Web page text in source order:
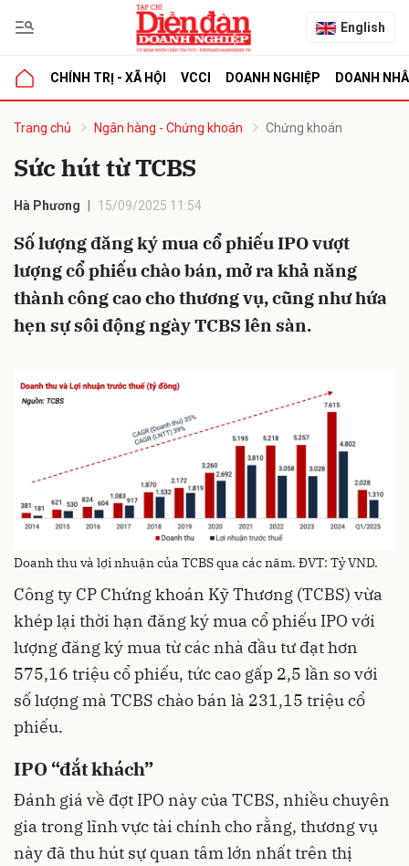
English
CHÍNH TRỊ - XÃ HỘI VCCI DOANH NGHIỆP DOANH
Trang chủ Ngân hàng - Chứng khoán Chứng khoán
Sức hút từ TCBS
Hà Phương 15/09/2025 11:54
Số lượng đăng ký mua cổ phiếu IPO vượt
lượng cổ phiếu chào bán, mở ra khả năng
thành công cao cho thương vụ, cũng như hứa
hẹn sự sôi động ngày TCBS lên sàn.
Doanh thu và lợi nhuận của TCBS qua các năm. ĐVT: Tỷ VND.
Công ty CP Chứng khoán Kỹ Thương (TCBS) vừa
khép lại thời hạn đăng ký mua cổ phiếu IPO với
lượng đăng ký mua từ các nhà đầu tư đạt hơn
575,16 triệu cổ phiếu, tức cao gấp 2,5 lần so với
số lượng mà TCBS chào bán là 231,15 triệu cổ
phiếu.
IPO “đắt khách”
Đánh giá về đợt IPO này của TCBS, nhiều chuyên
gia trong lĩnh vực tài chính cho rằng, thương vụ
này đã thu hút sự quan tâm lớn nhất trên thị
luận
Hủy